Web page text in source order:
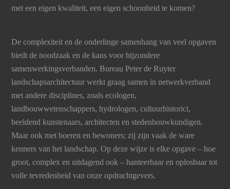
met een eigen kwaliteit, een eigen schoonheid te komen?
De complexiteit en de onderlinge samenhang van veel opgaven
biedt de noodzaak en de kans voor bijzondere
samenwerkingsverbanden. Bureau Peter de Ruyter
landschapsarchitectuur werkt graag samen in netwerkverband
met andere disciplines, zoals ecologen,
landbouwwetenschappers, hydrologen, cultuurhistorici,
beeldend kunstenaars, architecten en stedenbouwkundigen.
Maar ook met boeren en bewoners; zij zijn vaak de ware
kenners van het landschap. Op deze wijze is elke opgave – hoe
groot, complex en uitdagend ook – hanteerbaar en oplosbaar tot
volle tevredenheid van onze opdrachtgevers.